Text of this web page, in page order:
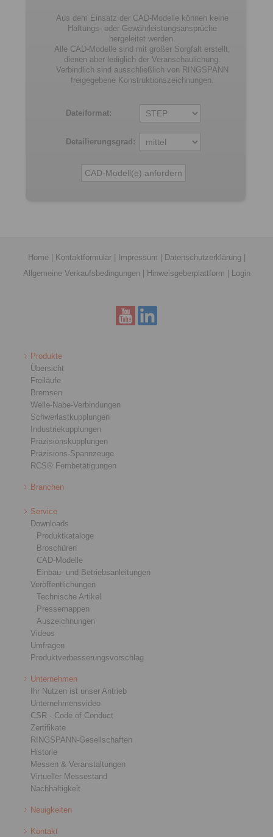
Aus dem Einsatz der CAD-Modelle können keine
Haftungs- oder Gewährleistungsansprüche
hergeleitet werden.
Alle CAD-Modelle sind mit großer Sorgfalt erstellt,
dienen aber lediglich der Veranschaulichung.
Verbindlich sind ausschließlich von RINGSPANN
freigegebene Konstruktionszeichnungen.
Dateiformat:
Detailierungsgrad:
Home| Kontaktformular| Impressum Datenschutzerklärung
Allgemeine Verkaufsbedingungen
Hinweisgeberplattform Login
Produkte
Übersicht
Freiläufe
Bremsen
Welle-Nabe-Verbindungen
Schwerlastkupplungen
Industriekupplungen
Präzisionskupplungen
Präzisions-Spannzeuge
RCS® Fernbetätigungen
Branchen
Service
Downloads
Produktkataloge
Broschüren
CAD-Modelle
Einbau- und Betriebsanleitungen
Veröffentlichungen
Technische Artikel
Pressemappen
Auszeichnungen
Videos
Umfragen
Produktverbesserungsvorschlag
Unternehmen
Ihr Nutzen ist unser Antrieb
Unternehmensvideo
CSR - Code of Conduct
Zertifikate
RINGSPANN-Gesellschaften
Historie
Messen & Veranstaltungen
Virtueller Messestand
Nachhaltigkeit
Neuigkeiten
Kontakt